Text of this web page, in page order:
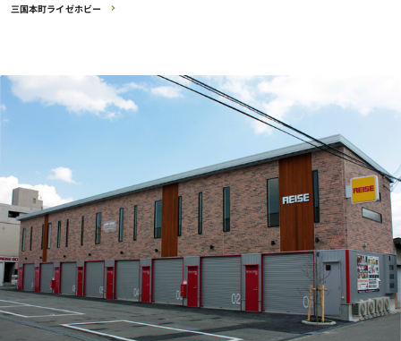
三国本町ライゼホビー